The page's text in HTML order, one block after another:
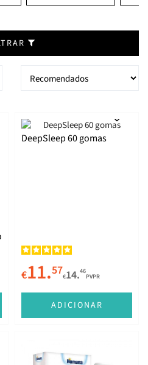
DeepSleep 60 gomas
€11.57€14.46
PVPR
ADICIONAR